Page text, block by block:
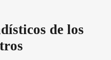
de los